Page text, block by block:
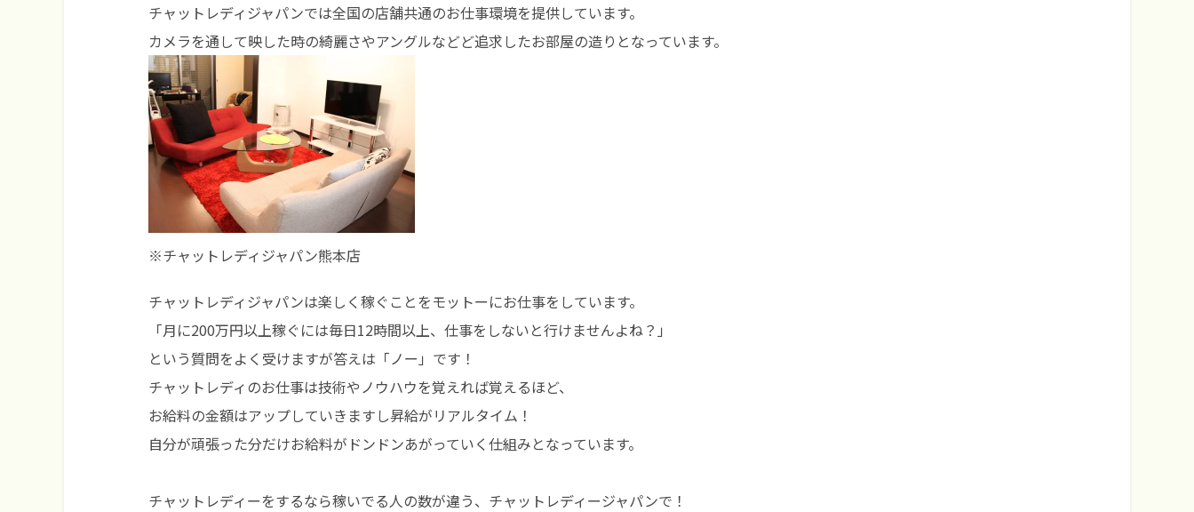
チャットレディジャパンでは全国の店舗共通のお仕事環境を提供しています。
カメラを通して映した時の綺麗さやアングルなどど追求したお部屋の造りとなっています。
※チャットレディジャパン熊本店
チャットレディジャパンは楽しく稼ぐことをモットーにお仕事をしています。
「月に200万円以上稼ぐには毎日12時間以上、仕事をしないと行けませんよね？」
という質問をよく受けますが答えは「ノー」です！
チャットレディのお仕事は技術やノウハウを覚えれば覚えるほど、
お給料の金額はアップしていきますし昇給がリアルタイム！
自分が頑張った分だけお給料がドンドンあがっていく仕組みとなっています。
チャットレディーをするなら稼いでる人の数が違う、チャットレディージャパンで！